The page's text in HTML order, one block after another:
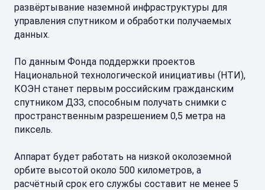
развёртывание наземной инфраструктуры для
управления спутником и обработки получаемых
данных.
По данным Фонда поддержки проектов
Национальной технологической инициативы (НТИ),
КОЭН станет первым российским гражданским
спутником ДЗЗ, способным получать снимки с
пространственным разрешением 0,5 метра на
пиксель.
Аппарат будет работать на низкой околоземной
орбите высотой около 500 километров, а
расчётный срок его службы составит не менее 5